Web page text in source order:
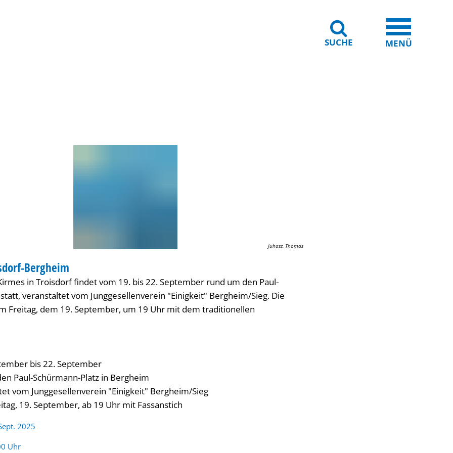
SUCHE MENÜ
Juhasz, Thomas
Bergheim
in Troisdorf findet vom 19. bis 22. September rund um den Paul-
veranstaltet vom Junggesellenverein "Einigkeit" Bergheim/Sieg. Die
Freitag, dem 19. September, um 19 Uhr mit dem traditionellen
bis 22. September
Paul-Schürmann-Platz in Bergheim
vom Junggesellenverein "Einigkeit" Bergheim/Sieg
19. September, ab 19 Uhr mit Fassanstich
2025
Uhr